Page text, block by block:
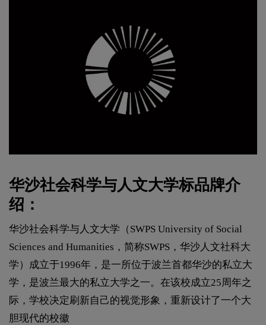
华沙社会科学与人文大学标品牌介
绍：
华沙社会科学与人文大学（SWPS University of Social
Sciences and Humanities，简称SWPS，华沙人文社科大
学）成立于1996年，是一所位于波兰首都华沙的私立大
学，是波兰最大的私立大学之一。在该校成立25周年之
际，学校决定刷新自己的视觉形象，重新设计了一个大
胆现代的校徽